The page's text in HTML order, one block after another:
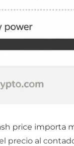
price importa
precio al